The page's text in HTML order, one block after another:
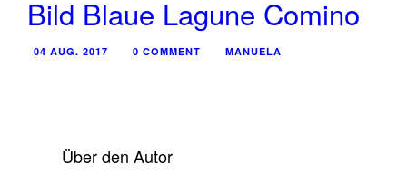
Bild Blaue Lagune Comino
04 AUG. 2017 0 COMMENT MANUELA
Über den Autor